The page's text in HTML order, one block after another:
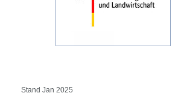
Stand Jan 2025